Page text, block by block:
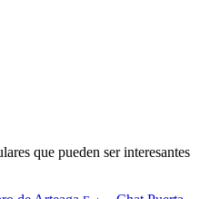
que pueden ser interesantes